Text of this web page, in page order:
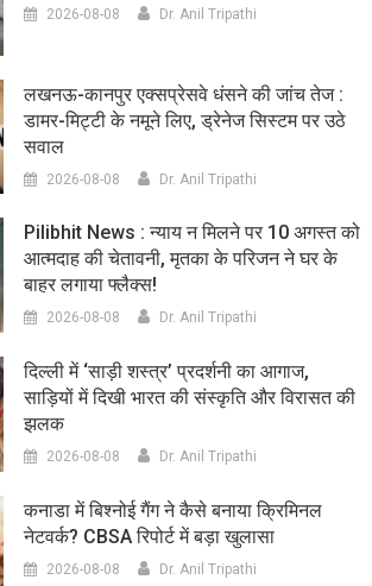
2026-08-08 Dr. Anil Tripathi
लखनऊ-कानपुर एक्सप्रेसवे धंसने की जांच तेज :
डामर-मिट्टी के नमूने लिए, ड्रेनेज सिस्टम पर उठे
सवाल
2026-08-08 Dr. Anil Tripathi
Pilibhit News : न्याय न मिलने पर 10 अगस्त को
आत्मदाह की चेतावनी, मृतका के परिजन ने घर के
बाहर लगाया फ्लैक्स!
2026-08-08 Dr. Anil Tripathi
दिल्ली में ‘साड़ी शस्त्र’ प्रदर्शनी का आगाज,
साड़ियों में दिखी भारत की संस्कृति और विरासत की
झलक
2026-08-08 Dr. Anil Tripathi
कनाडा में बिश्नोई गैंग ने कैसे बनाया क्रिमिनल
नेटवर्क? CBSA रिपोर्ट में बड़ा खुलासा
2026-08-08 Dr. Anil Tripathi